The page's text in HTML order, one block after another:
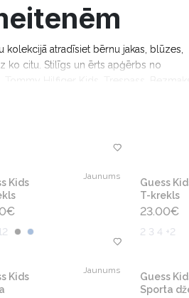
atradīsiet bērnu jakas, blūzes,
ko citu. Stilīgs un ērts apģērbs no
Jaunums
Kids
€
Guess
T-krekls
23.00€
2 3 4 +2
Jaunums
Kids
Guess
Sporta